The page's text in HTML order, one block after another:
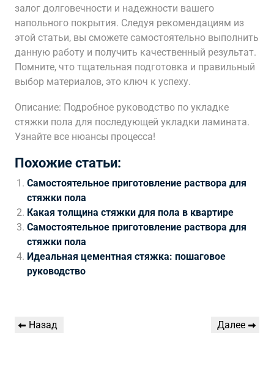
залог долговечности и надежности вашего
напольного покрытия. Следуя рекомендациям из
этой статьи, вы сможете самостоятельно выполнить
данную работу и получить качественный результат.
Помните, что тщательная подготовка и правильный
выбор материалов, это ключ к успеху.
Описание: Подробное руководство по укладке
стяжки пола для последующей укладки ламината.
Узнайте все нюансы процесса!
Похожие статьи:
Самостоятельное приготовление раствора для
стяжки пола
Какая толщина стяжки для пола в квартире
Самостоятельное приготовление раствора для
стяжки пола
Идеальная цементная стяжка: пошаговое
руководство
Навигация
Предыдущая
Назад
Следующая
Далее